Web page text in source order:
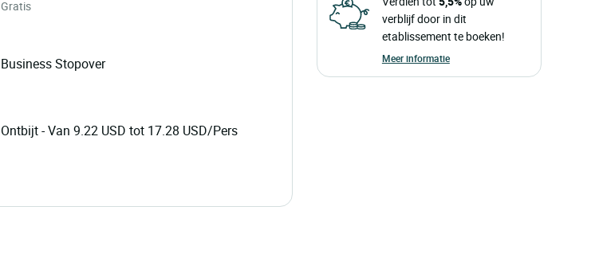
Gratis
Business Stopover
Ontbijt - Van 9.22 USD tot 17.28 USD/Pers
verblijf door in dit
etablissement te boeken!
Meer informatie